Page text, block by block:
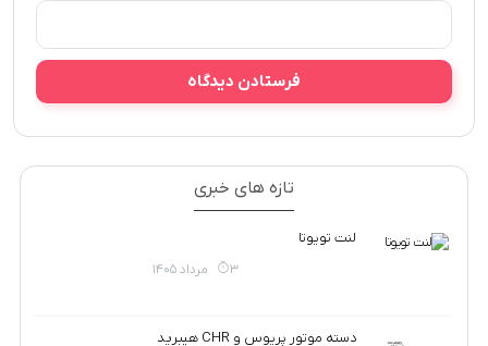
تازه های خبری
لنت تویوتا
3 مرداد 1405
دسته موتور پریوس و CHR هیبرید